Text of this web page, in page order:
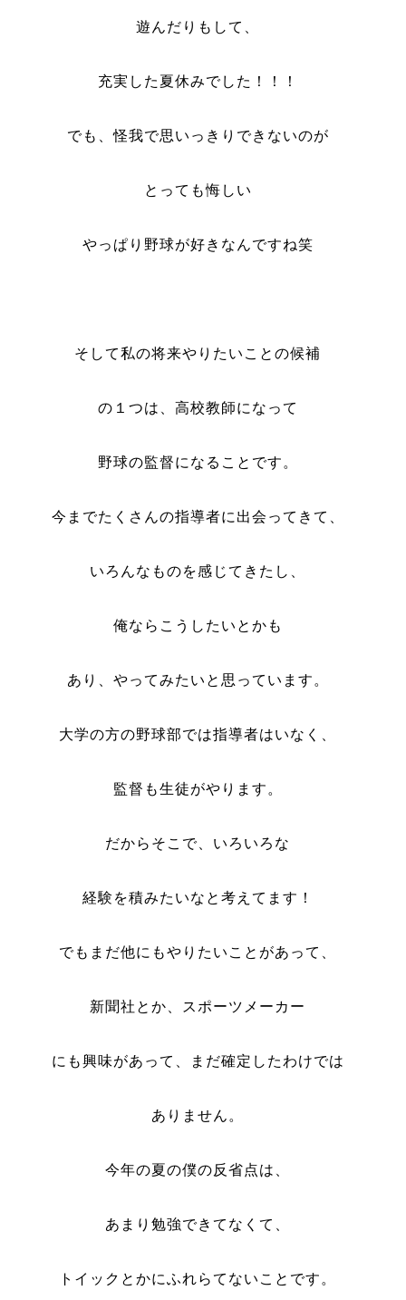
遊んだりもして、
充実した夏休みでした！！！
でも、怪我で思いっきりできないのが
とっても悔しい
やっぱり野球が好きなんですね笑
そして私の将来やりたいことの候補
の１つは、高校教師になって
野球の監督になることです。
今までたくさんの指導者に出会ってきて、
いろんなものを感じてきたし、
俺ならこうしたいとかも
あり、やってみたいと思っています。
大学の方の野球部では指導者はいなく、
監督も生徒がやります。
だからそこで、いろいろな
経験を積みたいなと考えてます！
でもまだ他にもやりたいことがあって、
新聞社とか、スポーツメーカー
にも興味があって、まだ確定したわけでは
ありません。
今年の夏の僕の反省点は、
あまり勉強できてなくて、
トイックとかにふれらてないことです。